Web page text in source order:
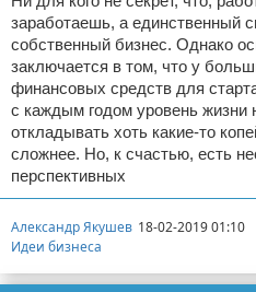
заработаешь, а единственный
собственный бизнес. Однако
заключается в том, что у
финансовых средств для
с каждым годом уровень жизни
откладывать хоть какие-то
сложнее. Но, к счастью, есть
перспективных
Александр Якушев 18-02-2019 01:10
Идеи бизнеса